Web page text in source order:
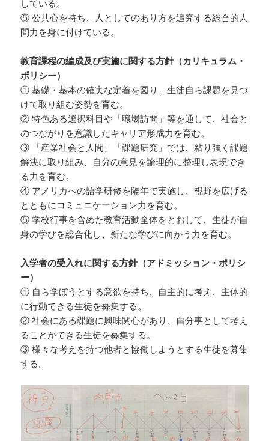
している。
⑤ 公共心を持ち、人としてのあり方を追究する総合的人
間力を身に付けている。
教育課程の編成及び実施に関する方針（カリキュラム・
ポリシー）
① 基礎・基本の確実な定着を図り、生徒自ら課題を見つ
けて取り組む姿勢を育む。
② 特色ある選択科目や「職場訪問」等を通して、社会と
のつながりを意識したキャリア形成力を育む。
③ 「産業社会と人間」「課題研究」では、粘り強く課題
解決に取り組み、自分の意見を論理的に整理し表現でき
る力を育む。
④ アメリカへの語学研修を隔年で実施し、視野を広げる
とともにコミュニケーション力を育む。
⑤ 学校行事を含めた教育活動全体をとおして、生徒が自
身の学びを総合化し、新たな学びに向かう力を育む。
入学者の受入れに関する方針（アドミッション・ポリシ
ー）
① 自ら学ぼうとする意欲を持ち、自主的に考え、主体的
に行動できる生徒を募集する。
② 社会にある課題に興味関心があり、自分事として考え
ることができる生徒を募集する。
③ 様々な考えを持つ他者と協働しようとする生徒を募集
する。